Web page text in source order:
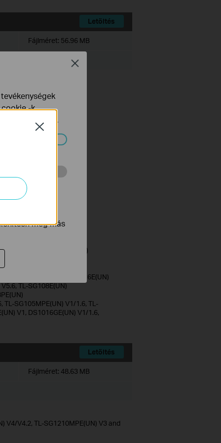
Letöltés
Fájlméret: 56.96 MB
to version 1.3.13.0:
V3/3.6, TL-SG1024DE(UN)
V2.2/V2.6/2.26, TL-SG616E(UN)
TL-SG108E(UN)
SG105MPE(UN) V1/1.6, TL-
V1, DS1016GE(UN) V1/1.6,
Letöltés
Fájlméret: 48.63 MB
V4/V4.2, TL-SG1210MPE(UN) V3 and
Close
cookie -k
talál.
be annak
meg más
Close